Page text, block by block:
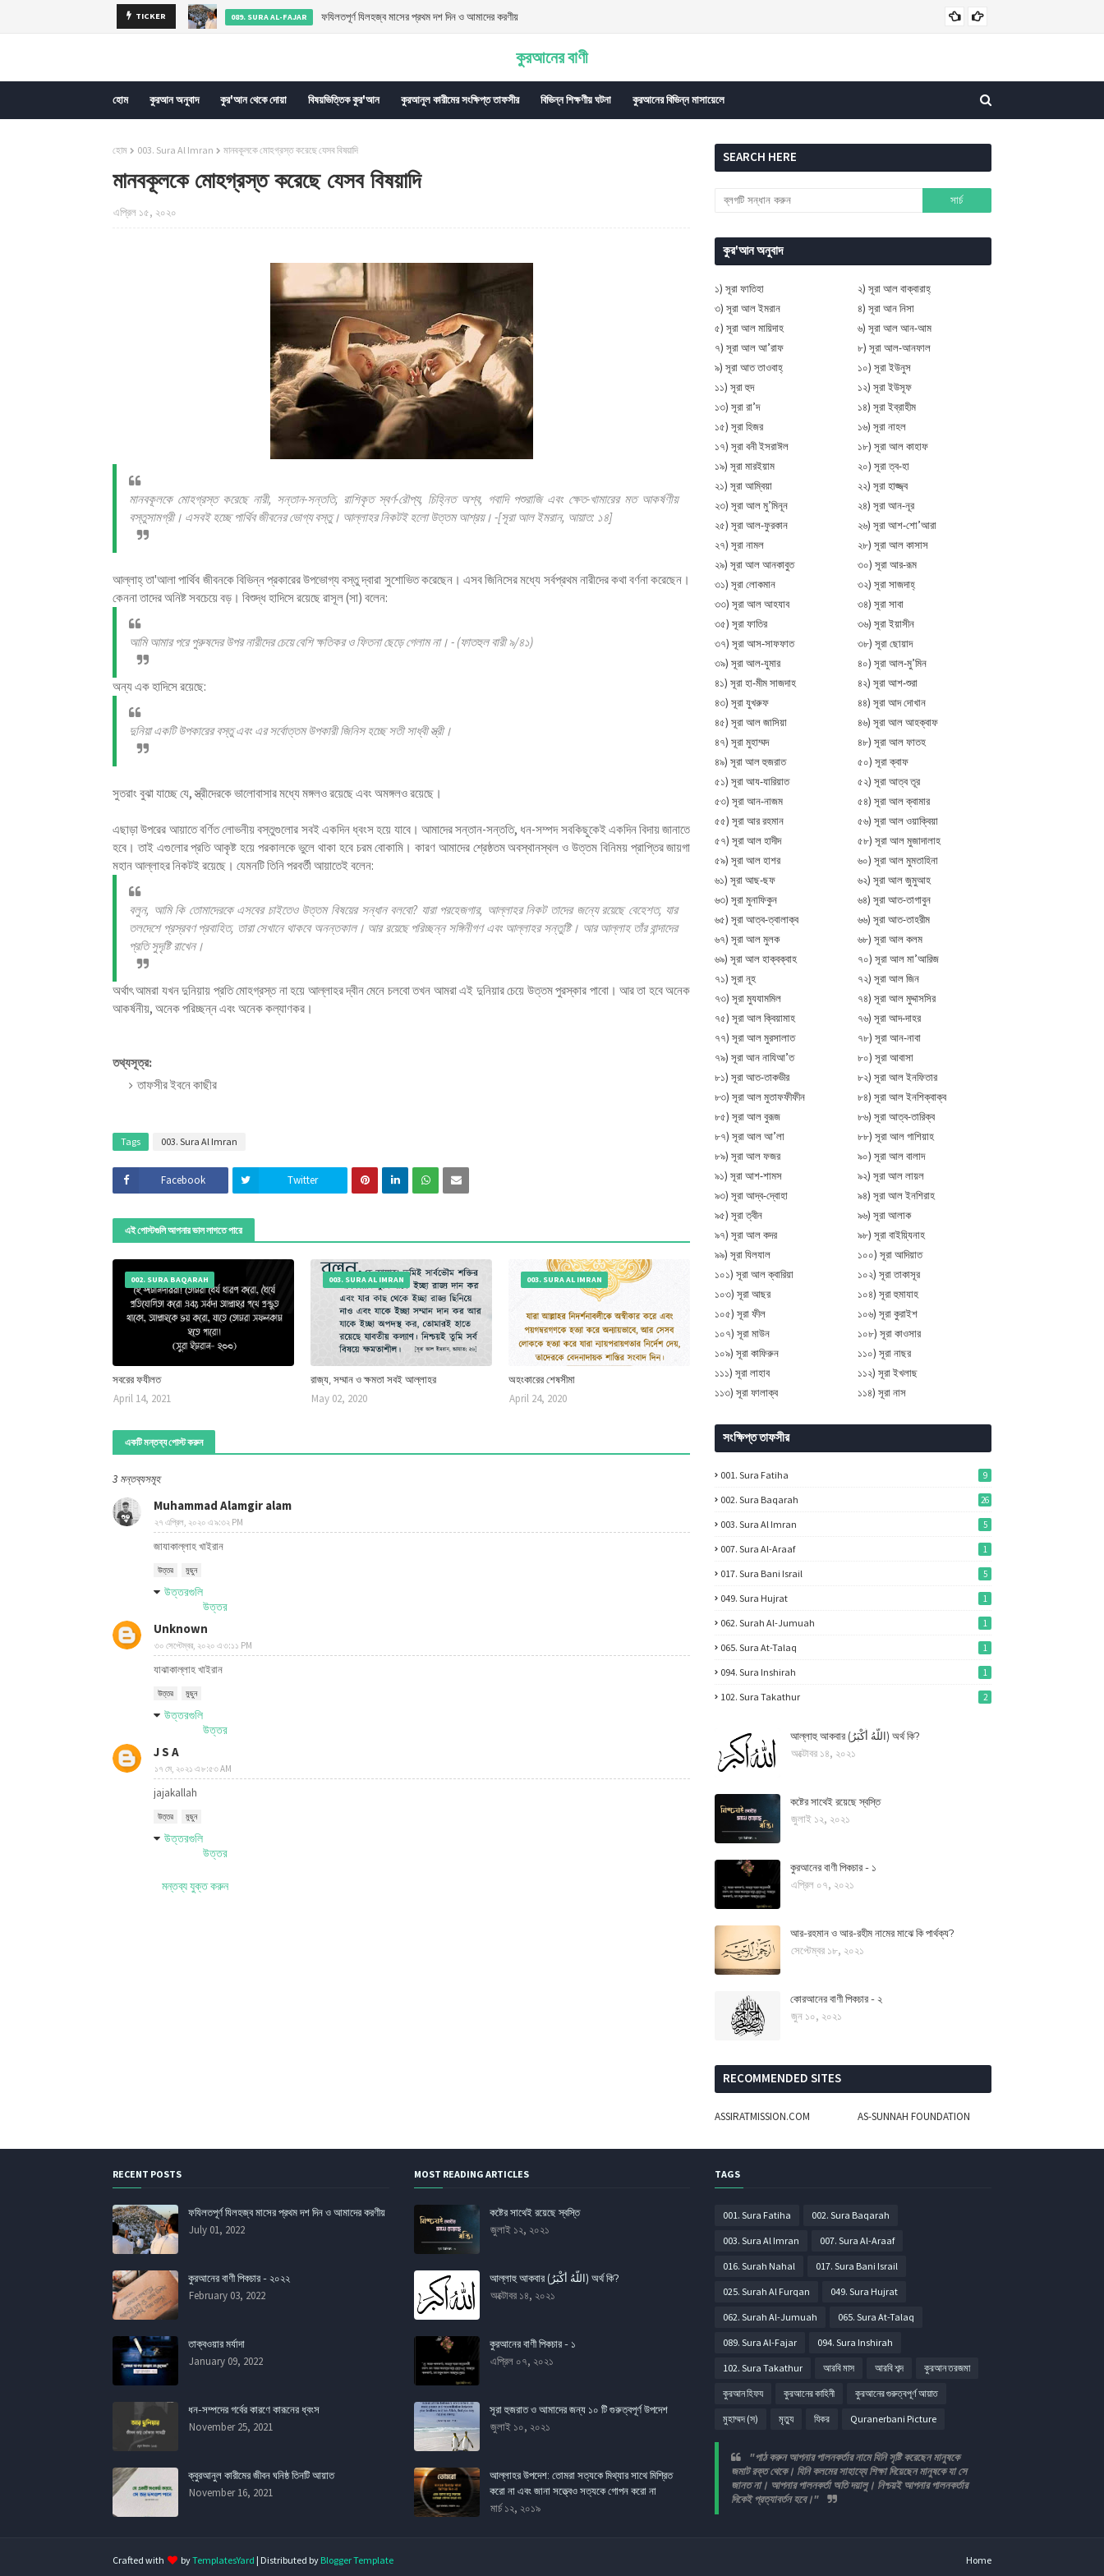
TICKER 089. SURA AL-FAJAR ফযিলতপূর্ণ যিলহজ্ব মাসের প্রথম দশ দিন ও আমাদের করণীয়
কুরআনের বাণী
হোম কুরআন অনুবাদ কুর'আন থেকে দোয়া বিষয়ভিত্তিক কুর'আন কুরআনুল কারীমের সংক্ষিপ্ত তাফসীর বিভিন্ন শিক্ষণীয় ঘটনা কুরআনের বিভিন্ন মাসায়েলে
হোম 003. Sura Al Imran মানবকূলকে মোহগ্রস্ত করেছে যেসব বিষয়াদি
মানবকূলকে মোহগ্রস্ত করেছে যেসব বিষয়াদি
এপ্রিল ১৫, ২০২০
মানবকূলকে মোহগ্রস্ত করেছে নারী, সন্তান-সন্ততি, রাশিকৃত স্বর্ণ-রৌপ্য, চিহ্নিত অশ্ব, গবাদি পশুরাজি এবং ক্ষেত-খামারের মত আকর্ষণীয়
বস্তুসামগ্রী। এসবই হচ্ছে পার্থিব জীবনের ভোগ্য বস্তু। আল্লাহর নিকটই হলো উত্তম আশ্রয়। -[সূরা আল ইমরান, আয়াত: ১৪]
আল্লাহ্ তা'আলা পার্থিব জীবনকে বিভিন্ন প্রকারের উপভোগ্য বস্তু দ্বারা সুশোভিত করেছেন। এসব জিনিসের মধ্যে সর্বপ্রথম নারীদের কথা বর্ণনা করেছেন।
কেননা তাদের অনিষ্ট সবচেয়ে বড়। বিশুদ্ধ হাদিসে রয়েছে রাসূল (সা) বলেন:
আমি আমার পরে পুরুষদের উপর নারীদের চেয়ে বেশি ক্ষতিকর ও ফিতনা ছেড়ে গেলাম না। - (ফাতহুল বারী ৯/৪১)
অন্য এক হাদিসে রয়েছে:
দুনিয়া একটি উপকারের বস্তু এবং এর সর্বোত্তম উপকারী জিনিস হচ্ছে সতী সাধ্বী স্ত্রী।
সুতরাং বুঝা যাচ্ছে যে, স্ত্রীদেরকে ভালোবাসার মধ্যে মঙ্গলও রয়েছে এবং অমঙ্গলও রয়েছে।
এছাড়া উপরের আয়াতে বর্ণিত লোভনীয় বস্তুগুলোর সবই একদিন ধ্বংস হয়ে যাবে। আমাদের সন্তান-সন্ততি, ধন-সম্পদ সবকিছুকেই একদিন বিদায় জানাতে
হবে। তাই এগুলোর প্রতি আকৃষ্ট হয়ে পরকালকে ভুলে থাকা হবে চরম বোকামি। কারণ আমাদের শ্রেষ্ঠতম অবস্থানস্থল ও উত্তম বিনিময় প্রাপ্তির জায়গা
মহান আল্লাহর নিকটই রয়েছে। যেমনটি তিনি পরবর্তী আয়াতেই বলেন:
বলুন, আমি কি তোমাদেরকে এসবের চাইতেও উত্তম বিষয়ের সন্ধান বলবো? যারা পরহেজগার, আল্লাহর নিকট তাদের জন্যে রয়েছে বেহেশত, যার
তলদেশে প্রস্রবণ প্রবাহিত, তারা সেখানে থাকবে অনন্তকাল। আর রয়েছে পরিচ্ছন্ন সঙ্গিনীগণ এবং আল্লাহর সন্তুষ্টি। আর আল্লাহ তাঁর বান্দাদের
প্রতি সুদৃষ্টি রাখেন।
অর্থাৎ আমরা যখন দুনিয়ায় প্রতি মোহগ্রস্ত না হয়ে আল্লাহর দ্বীন মেনে চলবো তখন আমরা এই দুনিয়ার চেয়ে উত্তম পুরস্কার পাবো। আর তা হবে অনেক
আকর্ষনীয়, অনেক পরিচ্ছন্ন এবং অনেক কল্যাণকর।
তথ্যসূত্র:
তাফসীর ইবনে কাছীর
Tags 003. Sura Al Imran
Facebook Twitter
এই পোস্টগুলি আপনার ভাল লাগতে পারে
002. SURA BAQARAH
সবরের ফযীলত
April 14, 2021
003. SURA AL IMRAN
রাজ্য, সম্মান ও ক্ষমতা সবই আল্লাহর
May 02, 2020
003. SURA AL IMRAN
অহংকারের শেষসীমা
April 24, 2020
একটি মন্তব্য পোস্ট করুন
3 মন্তব্যসমূহ
Muhammad Alamgir alam
২৭ এপ্রিল, ২০২০ এ ৯:৩২ PM
জাযাকাল্লাহ খাইরান
উত্তর মুছুন
উত্তরগুলি
উত্তর
Unknown
৩০ সেপ্টেম্বর, ২০২০ এ ৩:১১ PM
যাঝাকাল্লাহ খাইরান
উত্তর মুছুন
উত্তরগুলি
উত্তর
J S A
১৭ মে, ২০২১ এ ৮:৫৩ AM
jajakallah
উত্তর মুছুন
উত্তরগুলি
উত্তর
মন্তব্য যুক্ত করুন
SEARCH HERE
কুর'আন অনুবাদ
১) সূরা ফাতিহা
২) সূরা আল বাক্বারাহ্
৩) সূরা আল ইমরান
৪) সূরা আন নিসা
৫) সূরা আল মায়িদাহ
৬) সূরা আল আন-আম
৭) সূরা আল আ’রাফ
৮) সূরা আল-আনফাল
৯) সূরা আত তাওবাহ্
১০) সূরা ইউনুস
১১) সূরা হুদ
১২) সূরা ইউসূফ
১৩) সূরা রা’দ
১৪) সূরা ইব্রাহীম
১৫) সূরা হিজর
১৬) সূরা নাহল
১৭) সূরা বনী ইসরাঈল
১৮) সূরা আল কাহাফ
১৯) সূরা মারইয়াম
২০) সূরা ত্ব-হা
২১) সূরা আম্বিয়া
২২) সূরা হাজ্জ্ব
২৩) সূরা আল মু’মিনূন
২৪) সূরা আন-নূর
২৫) সূরা আল-ফুরকান
২৬) সূরা আশ-শো’আরা
২৭) সূরা নামল
২৮) সূরা আল কাসাস
২৯) সূরা আল আনকাবুত
৩০) সূরা আর-রূম
৩১) সূরা লোকমান
৩২) সূরা সাজদাহ্
৩৩) সূরা আল আহযাব
৩৪) সূরা সাবা
৩৫) সূরা ফাতির
৩৬) সূরা ইয়াসীন
৩৭) সূরা আস-সাফফাত
৩৮) সূরা ছোয়াদ
৩৯) সূরা আল-যুমার
৪০) সূরা আল-মু’মিন
৪১) সূরা হা-মীম সাজদাহ
৪২) সূরা আশ-শুরা
৪৩) সূরা যুখরুফ
৪৪) সূরা আদ দোখান
৪৫) সূরা আল জাসিয়া
৪৬) সূরা আল আহক্বাফ
৪৭) সূরা মুহাম্মদ
৪৮) সূরা আল ফাতহ
৪৯) সূরা আল হুজরাত
৫০) সূরা ক্বাফ
৫১) সূরা আয-যারিয়াত
৫২) সূরা আত্ব তূর
৫৩) সূরা আন-নাজম
৫৪) সূরা আল ক্বামার
৫৫) সূরা আর রহমান
৫৬) সূরা আল ওয়াক্বিয়া
৫৭) সূরা আল হাদীদ
৫৮) সূরা আল মুজাদালাহ
৫৯) সূরা আল হাশর
৬০) সূরা আল মুমতাহিনা
৬১) সূরা আছ-ছফ
৬২) সূরা আল জুমুআহ
৬৩) সূরা মুনাফিকুন
৬৪) সূরা আত-তাগাবুন
৬৫) সূরা আত্ব-ত্বালাক্ব
৬৬) সূরা আত-তাহরীম
৬৭) সূরা আল মুলক
৬৮) সূরা আল কলম
৬৯) সূরা আল হাক্বক্বাহ
৭০) সূরা আল মা’আরিজ
৭১) সূরা নূহ
৭২) সূরা আল জিন
৭৩) সূরা মুযযামমিল
৭৪) সূরা আল মুদ্দাসসির
৭৫) সূরা আল ক্বিয়ামাহ
৭৬) সূরা আদ-দাহর
৭৭) সূরা আল মুরসালাত
৭৮) সূরা আন-নাবা
৭৯) সূরা আন নাযিআ’ত
৮০) সূরা আবাসা
৮১) সূরা আত-তাকভীর
৮২) সূরা আল ইনফিতার
৮৩) সূরা আল মুতাফফীফীন
৮৪) সূরা আল ইনশিক্বাক্ব
৮৫) সূরা আল বুরূজ
৮৬) সূরা আত্ব-তারিক্ব
৮৭) সূরা আল আ’লা
৮৮) সূরা আল গাশিয়াহ
৮৯) সূরা আল ফজর
৯০) সূরা আল বালাদ
৯১) সূরা আশ-শামস
৯২) সূরা আল লায়ল
৯৩) সূরা আদ্ব-দ্বোহা
৯৪) সূরা আল ইনশিরাহ
৯৫) সূরা ত্বীন
৯৬) সূরা আলাক
৯৭) সূরা আল কদর
৯৮) সূরা বাইয়্যিনাহ
৯৯) সূরা যিলযাল
১০০) সূরা আদিয়াত
১০১) সূরা আল ক্বারিয়া
১০২) সূরা তাকাসূর
১০৩) সূরা আছর
১০৪) সূরা হুমাযাহ
১০৫) সূরা ফীল
১০৬) সূরা কুরাইশ
১০৭) সূরা মাউন
১০৮) সূরা কাওসার
১০৯) সূরা কাফিরুন
১১০) সূরা নাছর
১১১) সূরা লাহাব
১১২) সূরা ইখলাছ
১১৩) সূরা ফালাক্ব
১১৪) সূরা নাস
সংক্ষিপ্ত তাফসীর
001. Sura Fatiha 9
002. Sura Baqarah 26
003. Sura Al Imran 5
007. Sura Al-Araaf 1
017. Sura Bani Israil 5
049. Sura Hujrat 1
062. Surah Al-Jumuah 1
065. Sura At-Talaq 1
094. Sura Inshirah 1
102. Sura Takathur 2
আল্লাহু আকবার (اللَّهُ أَكْبَرُ) অর্থ কি?
অক্টোবর ১৪, ২০২১
কষ্টের সাথেই রয়েছে স্বস্তি
জুলাই ১২, ২০২১
কুরআনের বাণী পিকচার - ১
এপ্রিল ০৭, ২০২১
আর-রহমান ও আর-রহীম নামের মাঝে কি পার্থক্য?
সেপ্টেম্বর ১৮, ২০২১
কোরআনের বাণী পিকচার - ২
জুন ১০, ২০২১
RECOMMENDED SITES
ASSIRATMISSION.COM AS-SUNNAH FOUNDATION
RECENT POSTS
ফযিলতপূর্ণ যিলহজ্ব মাসের প্রথম দশ দিন ও আমাদের করণীয়
July 01, 2022
কুরআনের বাণী পিকচার - ২০২২
February 03, 2022
তাক্বওয়ার মর্যাদা
January 09, 2022
ধন-সম্পদের গর্বের কারণে কারূনের ধ্বংস
November 25, 2021
ক্বুরআনুল কারীমের জীবন ঘনিষ্ঠ তিনটি আয়াত
November 16, 2021
MOST READING ARTICLES
কষ্টের সাথেই রয়েছে স্বস্তি
জুলাই ১২, ২০২১
আল্লাহু আকবার (اللَّهُ أَكْبَرُ) অর্থ কি?
অক্টোবর ১৪, ২০২১
কুরআনের বাণী পিকচার - ১
এপ্রিল ০৭, ২০২১
সূরা হুজরাত ও আমাদের জন্য ১০ টি গুরুত্বপূর্ণ উপদেশ
জুলাই ১০, ২০২১
আল্লাহর উপদেশ: তোমরা সত্যকে মিথ্যার সাথে মিশ্রিত
করো না এবং জানা সত্ত্বেও সত্যকে গোপন করো না
মার্চ ১২, ২০১৯
TAGS
001. Sura Fatiha 002. Sura Baqarah
003. Sura Al Imran 007. Sura Al-Araaf
016. Surah Nahal 017. Sura Bani Israil
025. Surah Al Furqan 049. Sura Hujrat
062. Surah Al-Jumuah 065. Sura At-Talaq
089. Sura Al-Fajar 094. Sura Inshirah
102. Sura Takathur আরবি মাস আরবি শব্দ কুরআন তরজমা
কুরআন হিফয কুরআনের কাহিনী কুরআনের গুরুত্বপূর্ণ আয়াত
মুহাম্মদ (স) মৃত্যু যিকর Quranerbani Picture
"পাঠ করুন আপনার পালনকর্তার নামে যিনি সৃষ্টি করেছেন মানুষকে
জমাট রক্ত থেকে। যিনি কলমের সাহায্যে শিক্ষা দিয়েছেন মানুষকে যা সে
জানত না। আপনার পালনকর্তা অতি দয়ালু। নিশ্চয়ই আপনার পালনকর্তার
দিকেই প্রত্যাবর্তন হবে।"
Home
Crafted with byTemplatesYard | Distributed by Blogger Template